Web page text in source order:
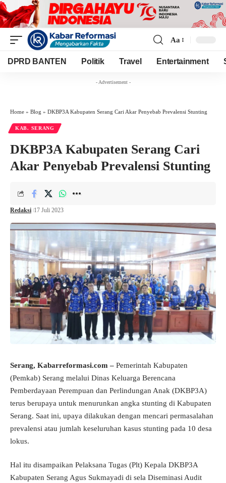
Resizer
Aa
DPRD BANTEN Politik Travel Entertainment
- Advertisement -
Home » Blog » DKBP3A Kabupaten Serang Cari Akar Penyebab Prevalensi Stunting
KAB. SERANG
DKBP3A Kabupaten Serang Cari
Akar Penyebab Prevalensi Stunting
Redaksi 17 Juli 2023
Serang, Kabarreformasi.com – Pemerintah Kabupaten
(Pemkab) Serang melalui Dinas Keluarga Berencana
Pemberdayaan Perempuan dan Perlindungan Anak (DKBP3A)
terus berupaya untuk menurunkan angka stunting di Kabupaten
Serang. Saat ini, upaya dilakukan dengan mencari permasalahan
prevalensi atau jumlah keseluruhan kasus stunting pada 10 desa
lokus.
Hal itu disampaikan Pelaksana Tugas (Plt) Kepala DKBP3A
Kabupaten Serang Agus Sukmayadi di sela Diseminasi Audit